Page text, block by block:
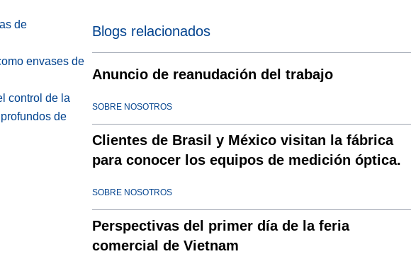
de
envases de
control de la
de
Blogs relacionados
Anuncio de reanudación del trabajo
SOBRE NOSOTROS
Clientes de Brasil y México visitan la fábrica
para conocer los equipos de medición óptica.
SOBRE NOSOTROS
Perspectivas del primer día de la feria
comercial de Vietnam